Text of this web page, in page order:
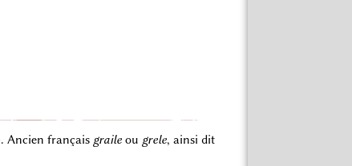
Ancien français graile ou grele, ainsi dit